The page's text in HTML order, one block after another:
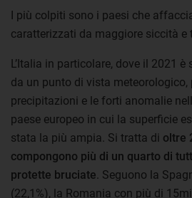
I più colpiti sono i paesi che
caratterizzati da maggiore siccità e
L’Italia in particolare, dove il 2021
da un punto di vista meteorologico,
precipitazioni e le forti anomalie
paese europeo in cui la superficie
stata la più ampia. Si tratta di oltre
compongono più di un quarto di
protette bruciate . Seguono la
(22,1%), la Romania con più di